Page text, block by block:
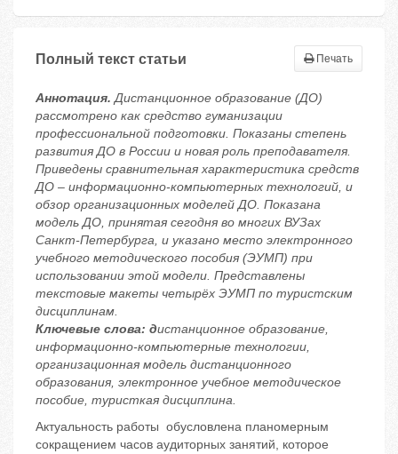
Полный текст статьи Печать
Аннотация.Дистанционное образование (ДО)
рассмотрено как средство гуманизации
профессиональной подготовки. Показаны степень
развития ДО в России и новая роль преподавателя.
Приведены сравнительная характеристика средств
ДО – информационно-компьютерных технологий, и
обзор организационных моделей ДО. Показана
модель ДО, принятая сегодня во многих ВУЗах
Санкт-Петербурга, и указано место электронного
учебного методического пособия (ЭУМП) при
использовании этой модели. Представлены
текстовые макеты четырёх ЭУМП по туристским
дисциплинам.
Ключевые слова: дистанционное образование,
информационно-компьютерные технологии,
организационная модель дистанционного
образования, электронное учебное методическое
пособие, туристкая дисциплина.
Актуальность работы обусловлена планомерным
сокращением часов аудиторных занятий, которое